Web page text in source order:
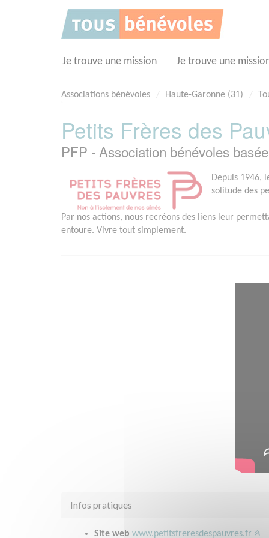
Je trouve une mission Je trouve une
Associations bénévoles Haute-Garonne (31)
Petits Frères des
PFP - Association bénévoles
Depuis 1946,
solitude des
Par nos actions, nous recréons des liens leur
entoure. Vivre tout simplement.
Infos pratiques
Site web www.petitsfreresdespauvres.fr